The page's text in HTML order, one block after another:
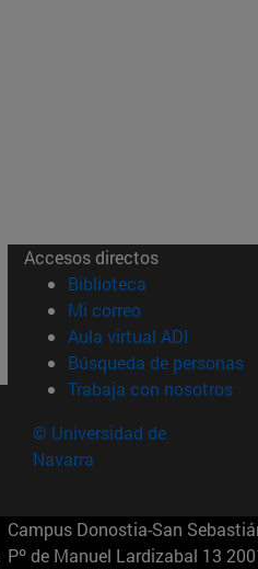
Accesos directos
Biblioteca (abre en
Mi correo(abre en nueva
Aula virtual ADI (abre
Búsqueda de personas
Trabaja con nosotros
© Universidad de
Navarra
Campus Donostia-San
Pº de Manuel Lardizabal 13